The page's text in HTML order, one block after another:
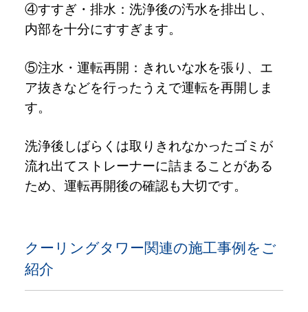
④すすぎ・排水：洗浄後の汚水を排出し、
内部を十分にすすぎます。
⑤注水・運転再開：きれいな水を張り、エ
ア抜きなどを行ったうえで運転を再開しま
す。
洗浄後しばらくは取りきれなかったゴミが
流れ出てストレーナーに詰まることがある
ため、運転再開後の確認も大切です。
クーリングタワー関連の施工事例をご
紹介